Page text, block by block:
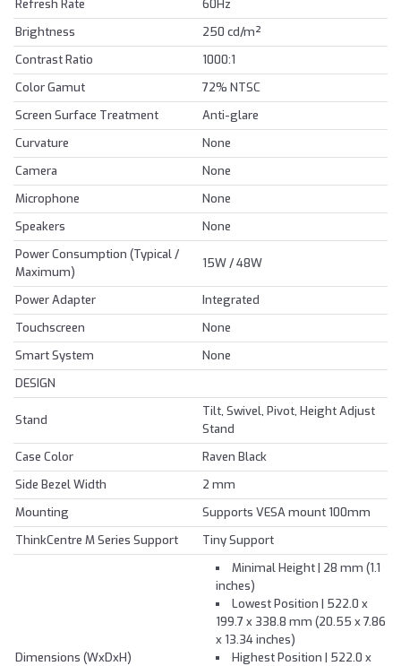
Refresh Rate
60Hz
Brightness
250 cd/m²
Contrast Ratio
1000:1
Color Gamut
72% NTSC
Screen Surface Treatment
Anti-glare
Curvature
None
Camera
None
Microphone
None
Speakers
None
Power Consumption (Typical /
Maximum)
15W / 48W
Power Adapter
Integrated
Touchscreen
None
Smart System
None
DESIGN
Stand
Tilt, Swivel, Pivot, Height Adjust
Stand
Case Color
Raven Black
Side Bezel Width
2 mm
Mounting
Supports VESA mount 100mm
ThinkCentre M Series Support
Tiny Support
Dimensions (WxDxH)
Minimal Height | 28 mm (1.1
inches)
Lowest Position | 522.0 x
199.7 x 338.8 mm (20.55 x 7.86
x 13.34 inches)
Highest Position | 522.0 x